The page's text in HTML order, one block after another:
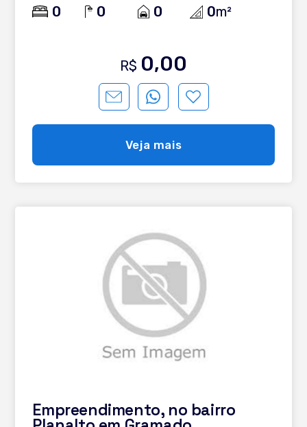
0 0 0 0m²
R$ 0,00
Veja mais
Empreendimento, no bairro